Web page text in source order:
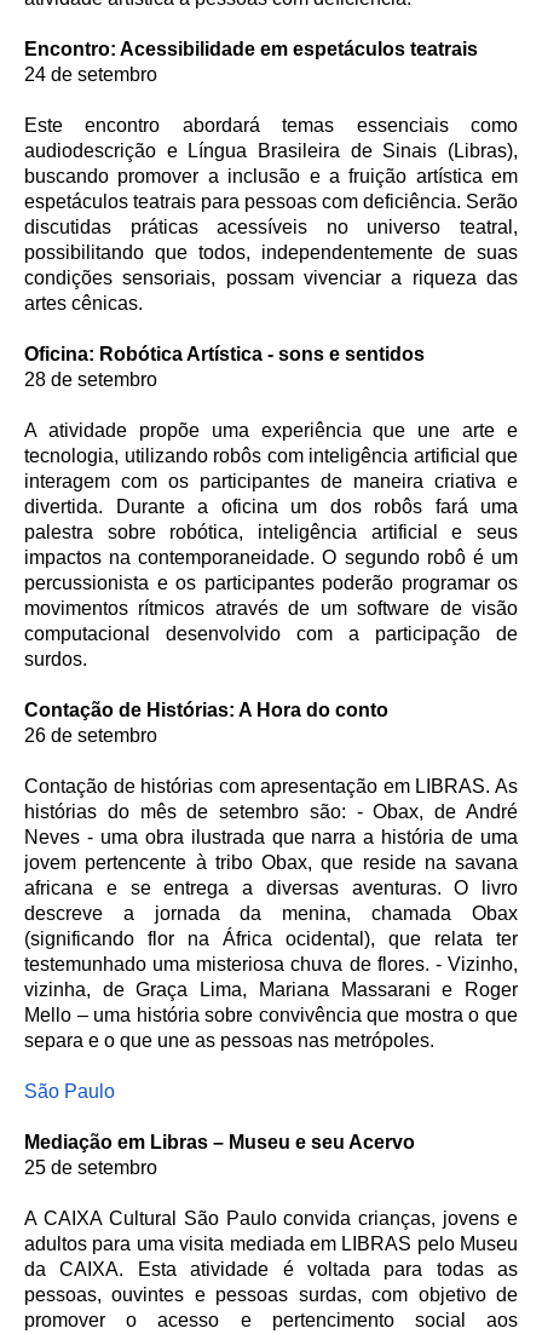
Encontro: Acessibilidade em espetáculos teatrais
24 de setembro
Este encontro abordará temas essenciais como
audiodescrição e Língua Brasileira de Sinais (Libras),
buscando promover a inclusão e a fruição artística em
espetáculos teatrais para pessoas com deficiência. Serão
discutidas práticas acessíveis no universo teatral,
possibilitando que todos, independentemente de suas
condições sensoriais, possam vivenciar a riqueza das
artes cênicas.
Oficina: Robótica Artística - sons e sentidos
28 de setembro
A atividade propõe uma experiência que une arte e
tecnologia, utilizando robôs com inteligência artificial que
interagem com os participantes de maneira criativa e
divertida. Durante a oficina um dos robôs fará uma
palestra sobre robótica, inteligência artificial e seus
impactos na contemporaneidade. O segundo robô é um
percussionista e os participantes poderão programar os
movimentos rítmicos através de um software de visão
computacional desenvolvido com a participação de
surdos.
Contação de Histórias: A Hora do conto
26 de setembro
Contação de histórias com apresentação em LIBRAS. As
histórias do mês de setembro são: - Obax, de André
Neves - uma obra ilustrada que narra a história de uma
jovem pertencente à tribo Obax, que reside na savana
africana e se entrega a diversas aventuras. O livro
descreve a jornada da menina, chamada Obax
(significando flor na África ocidental), que relata ter
testemunhado uma misteriosa chuva de flores. - Vizinho,
vizinha, de Graça Lima, Mariana Massarani e Roger
Mello – uma história sobre convivência que mostra o que
separa e o que une as pessoas nas metrópoles.
São Paulo
Mediação em Libras – Museu e seu Acervo
25 de setembro
A CAIXA Cultural São Paulo convida crianças, jovens e
adultos para uma visita mediada em LIBRAS pelo Museu
da CAIXA. Esta atividade é voltada para todas as
pessoas, ouvintes e pessoas surdas, com objetivo de
promover o acesso e pertencimento social aos